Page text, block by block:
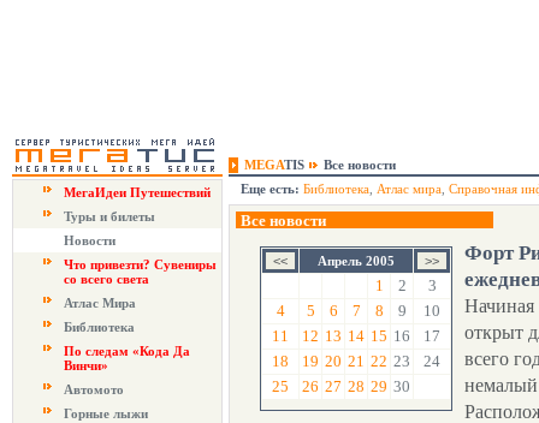
MEGATIS
Все новости
МегаИдеи Путешествий
Туры и билеты
Новости
Что привезти? Сувениры
со всего света
Атлас Мира
Библиотека
По следам «Кода Да
Винчи»
Автомото
Горные лыжи
Еще есть: Библиотека Атлас мира Справочная
Все новости
Апрель 2005
1 2
3
4
5 6 7 8 9
10
11
12 13 14 15 16
17
18
19 20 21 22 23
24
25
26 27 28 29 30
Форт
Начиная
открыт
всего
немалый